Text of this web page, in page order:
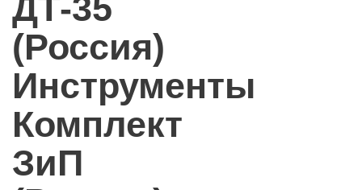
ДТ-35
(Россия)
Инструменты
Комплект
ЗиП